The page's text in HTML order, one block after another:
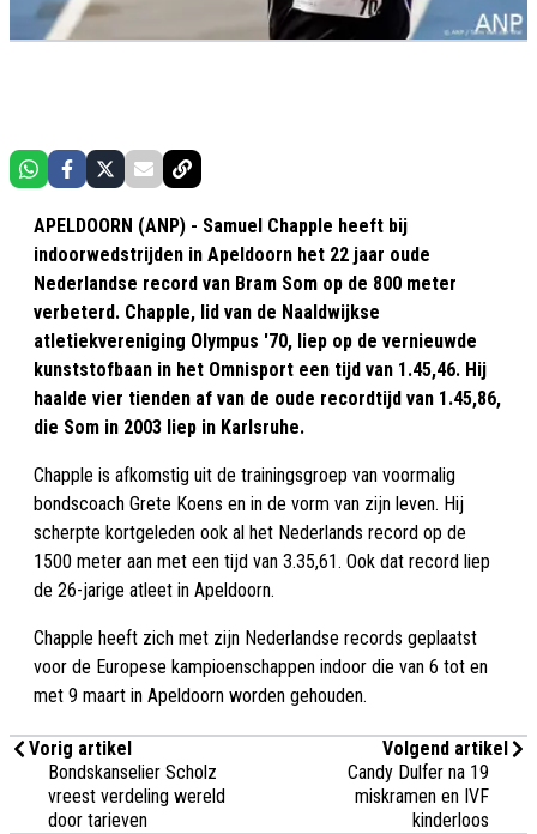
APELDOORN (ANP) - Samuel Chapple heeft bij
indoorwedstrijden in Apeldoorn het 22 jaar oude
Nederlandse record van Bram Som op de 800 meter
verbeterd. Chapple, lid van de Naaldwijkse
atletiekvereniging Olympus '70, liep op de vernieuwde
kunststofbaan in het Omnisport een tijd van 1.45,46. Hij
haalde vier tienden af van de oude recordtijd van 1.45,86,
die Som in 2003 liep in Karlsruhe.
Chapple is afkomstig uit de trainingsgroep van voormalig
bondscoach Grete Koens en in de vorm van zijn leven. Hij
scherpte kortgeleden ook al het Nederlands record op de
1500 meter aan met een tijd van 3.35,61. Ook dat record liep
de 26-jarige atleet in Apeldoorn.
Chapple heeft zich met zijn Nederlandse records geplaatst
voor de Europese kampioenschappen indoor die van 6 tot en
met 9 maart in Apeldoorn worden gehouden.
Vorig artikel
Bondskanselier Scholz
vreest verdeling wereld
door tarieven
Volgend artikel
Candy Dulfer na 19
miskramen en IVF
kinderloos